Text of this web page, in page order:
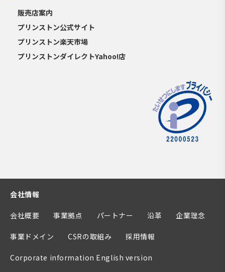
販売店案内
プリンストン公式サイト
プリンストン楽天市場
プリンストンダイレクトYahoo!店
会社情報
会社概要 事業拠点 パートナー 沿革 企業理念
事業ドメイン CSRの取組み 採用情報
Corporate information English version